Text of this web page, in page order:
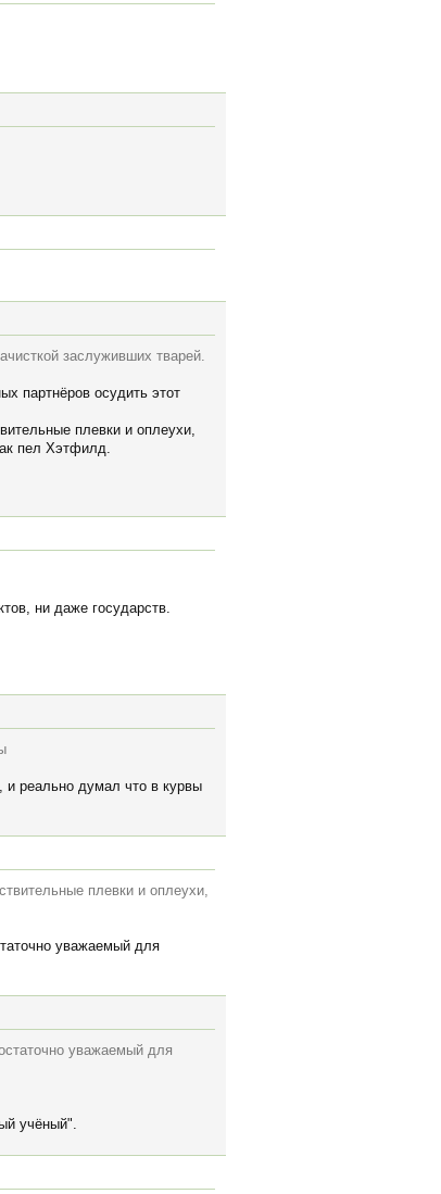
заслуживших тварей.
партнёров осудить этот
плевки и оплеухи,
пел Хэтфилд.
ни даже государств.
и реально думал что в курвы
плевки и оплеухи,
уважаемый для
уважаемый для
учёный".